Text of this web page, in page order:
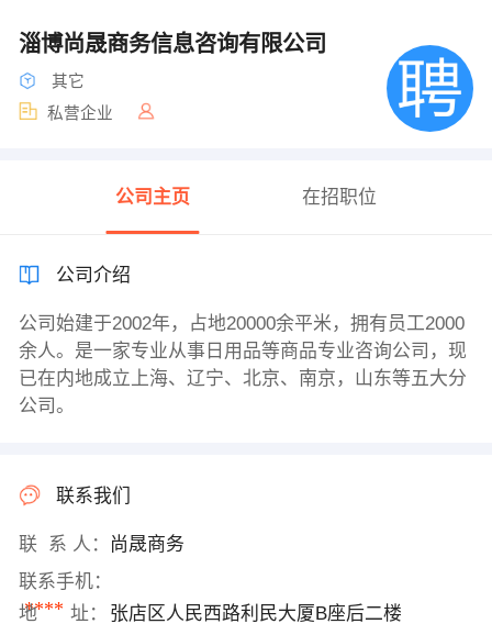
淄博尚晟商务信息咨询有限公司
其它
私营企业
公司主页 在招职位
公司介绍
公司始建于2002年，占地20000余平米，拥有员工2000
余人。是一家专业从事日用品等商品专业咨询公司，现
已在内地成立上海、辽宁、北京、南京，山东等五大分
公司。
联系我们
联 系 人：
尚晟商务
联系手机：
****
地 址： 张店区人民西路利民大厦B座后二楼